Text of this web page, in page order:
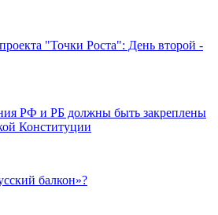
"Точки Роста": День второй -
РФ и РБ должны быть закреплены
Конституции
балкон»?